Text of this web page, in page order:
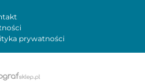
prywatności